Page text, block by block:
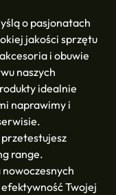
o pasjonatach
jakości sprzętu
i obuwie
naszych
idealnie
naprawimy i
range.
Twojej